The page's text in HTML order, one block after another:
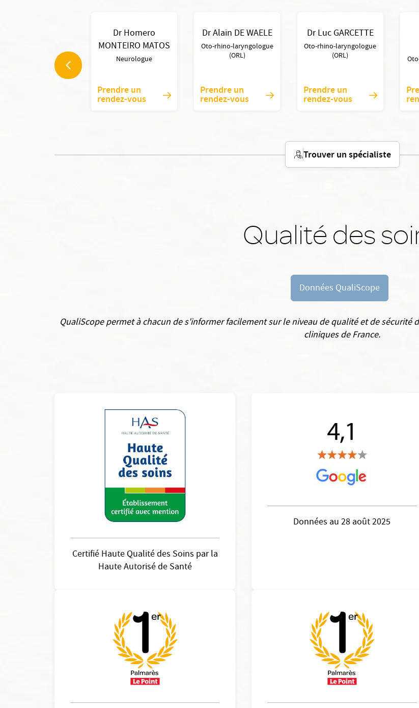
Dr Homero
MONTEIRO MATOS
Neurologue
Prendre un
rendez-vous
Dr Alain DE WAELE
Oto-rhino-laryngologue
(ORL)
Prendre un
rendez-vous
Dr Luc GARCETTE
Oto-rhino-laryngologue
(ORL)
Prendre un
rendez-vous
Trouver un spécialiste
Qualité des
Données QualiScope
QualiScope permet à chacun de s'informer facilement sur le niveau de qualité et de sécurité
cliniques de France.
Certifié Haute Qualité des Soins par la
Haute Autorisé de Santé
Données au 28 août 2025